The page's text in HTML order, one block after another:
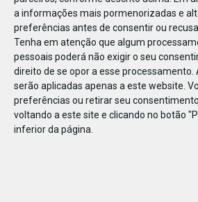
a informações mais pormenorizadas e
preferências antes de consentir ou
Tenha em atenção que algum
pessoais poderá não exigir o seu
direito de se opor a esse processamento.
serão aplicadas apenas a este website.
preferências ou retirar seu
voltando a este site e clicando no botão
inferior da página.